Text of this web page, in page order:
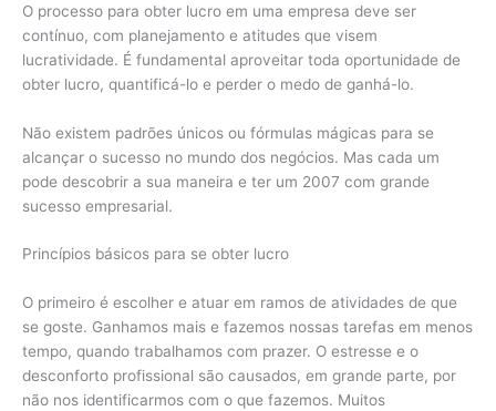
O processo para obter lucro em uma empresa deve ser
contínuo, com planejamento e atitudes que visem
lucratividade. É fundamental aproveitar toda oportunidade de
obter lucro, quantificá-lo e perder o medo de ganhá-lo.
Não existem padrões únicos ou fórmulas mágicas para se
alcançar o sucesso no mundo dos negócios. Mas cada um
pode descobrir a sua maneira e ter um 2007 com grande
sucesso empresarial.
Princípios básicos para se obter lucro
O primeiro é escolher e atuar em ramos de atividades de que
se goste. Ganhamos mais e fazemos nossas tarefas em menos
tempo, quando trabalhamos com prazer. O estresse e o
desconforto profissional são causados, em grande parte, por
não nos identificarmos com o que fazemos. Muitos